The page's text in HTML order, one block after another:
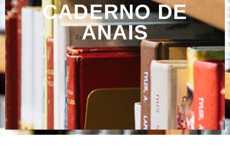
CADERNO DE
ANAIS